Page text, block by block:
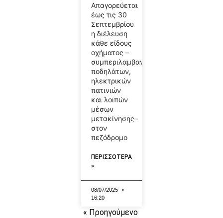
Απαγορεύεται
έως τις 30
Σεπτεμβρίου
η διέλευση
κάθε είδους
οχήματος –
συμπεριλαμβανομένων
ποδηλάτων,
ηλεκτρικών
πατινιών
και λοιπών
μέσων
μετακίνησης–
στον
πεζόδρομο
ΠΕΡΙΣΣΟΤΕΡΑ
»
08/07/2025
16:20
« Προηγούμενο